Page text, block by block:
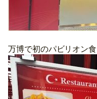
万博で初のパビリオン